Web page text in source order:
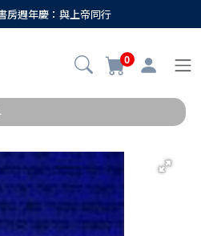
房週年慶：與上帝同行
0